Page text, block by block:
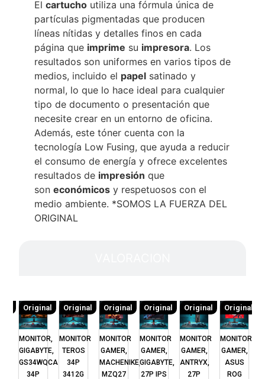
El cartucho utiliza una fórmula única de
partículas pigmentadas que producen
líneas nítidas y detalles finos en cada
página que imprime su impresora. Los
resultados son uniformes en varios tipos de
medios, incluido el papel satinado y
normal, lo que lo hace ideal para cualquier
tipo de documento o presentación que
necesite crear en un entorno de oficina.
Además, este tóner cuenta con la
tecnología Low Fusing, que ayuda a reducir
el consumo de energía y ofrece excelentes
resultados de impresión que
son económicos y respetuosos con el
medio ambiente. *SOMOS LA FUERZA DEL
ORIGINAL
Original
MONITOR,
GIGABYTE,
GS34WQCA
34P
Original
MONITOR
TEROS
34P
3412G
Original
MONITOR
GAMER,
MACHENIKE,
MZQ27
Original
MONITOR
GAMER,
GIGABYTE,
27P IPS
Original
MONITOR
GAMER,
ANTRYX,
27P
Original
MONITOR
GAMER,
ASUS
ROG